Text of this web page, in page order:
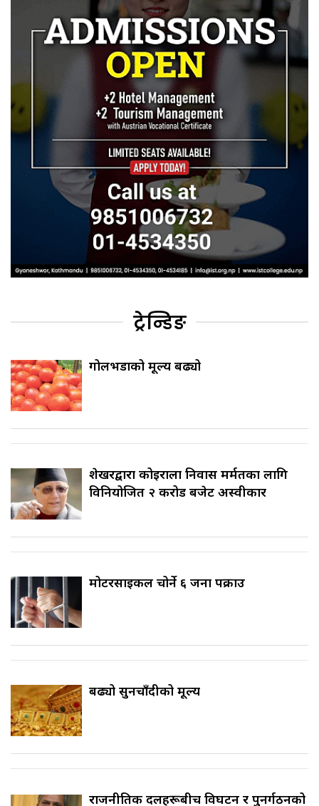
ट्रेन्डिङ
गोलभेँडाको मूल्य बढ्यो
शेखरद्वारा कोइराला निवास मर्मतका लागि
विनियोजित २ करोड बजेट अस्वीकार
मोटरसाइकल चोर्ने ६ जना पक्राउ
बढ्यो सुनचाँदीको मूल्य
राजनीतिक दलहरूबीच विघटन र पुनर्गठनको